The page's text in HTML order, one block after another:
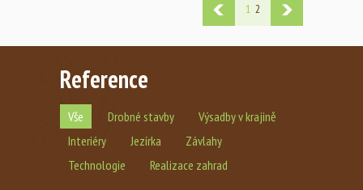
1 2
Reference
Vše Drobné stavby
Výsadby v krajině
Interiéry
Jezírka
Závlahy
Technologie
Realizace zahrad